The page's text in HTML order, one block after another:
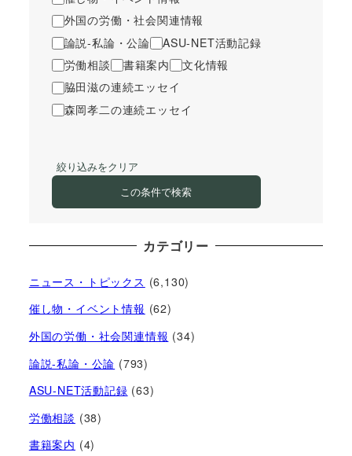
外国の労働・社会関連情報
論説-私論・公論
ASU-NET活動記録
労働相談
書籍案内
文化情報
脇田滋の連続エッセイ
森岡孝二の連続エッセイ
絞り込みをクリア
この条件で検索
カテゴリー
ニュース・トピックス (6,130)
催し物・イベント情報 (62)
外国の労働・社会関連情報 (34)
論説-私論・公論 (793)
ASU-NET活動記録 (63)
労働相談 (38)
書籍案内 (4)